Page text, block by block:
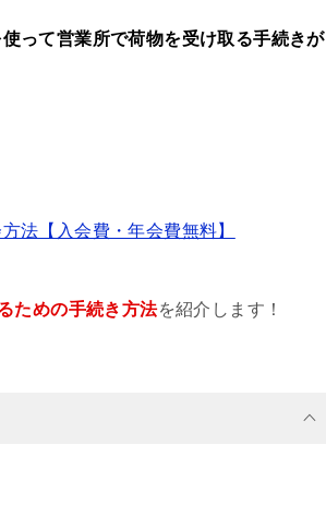
って営業所で荷物を受け取る手続きが
法【入会費・年会費無料】
ための手続き方法を紹介します！